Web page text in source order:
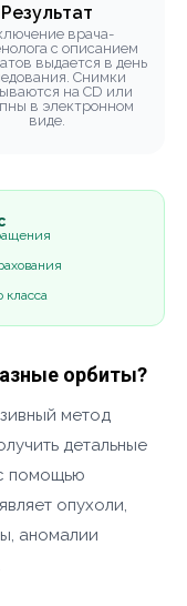
Результат
врача-
с описанием
выдается в день
Снимки
на CD или
в электронном
виде.
класса
орбиты?
метод
детальные
помощью
опухоли,
аномалии